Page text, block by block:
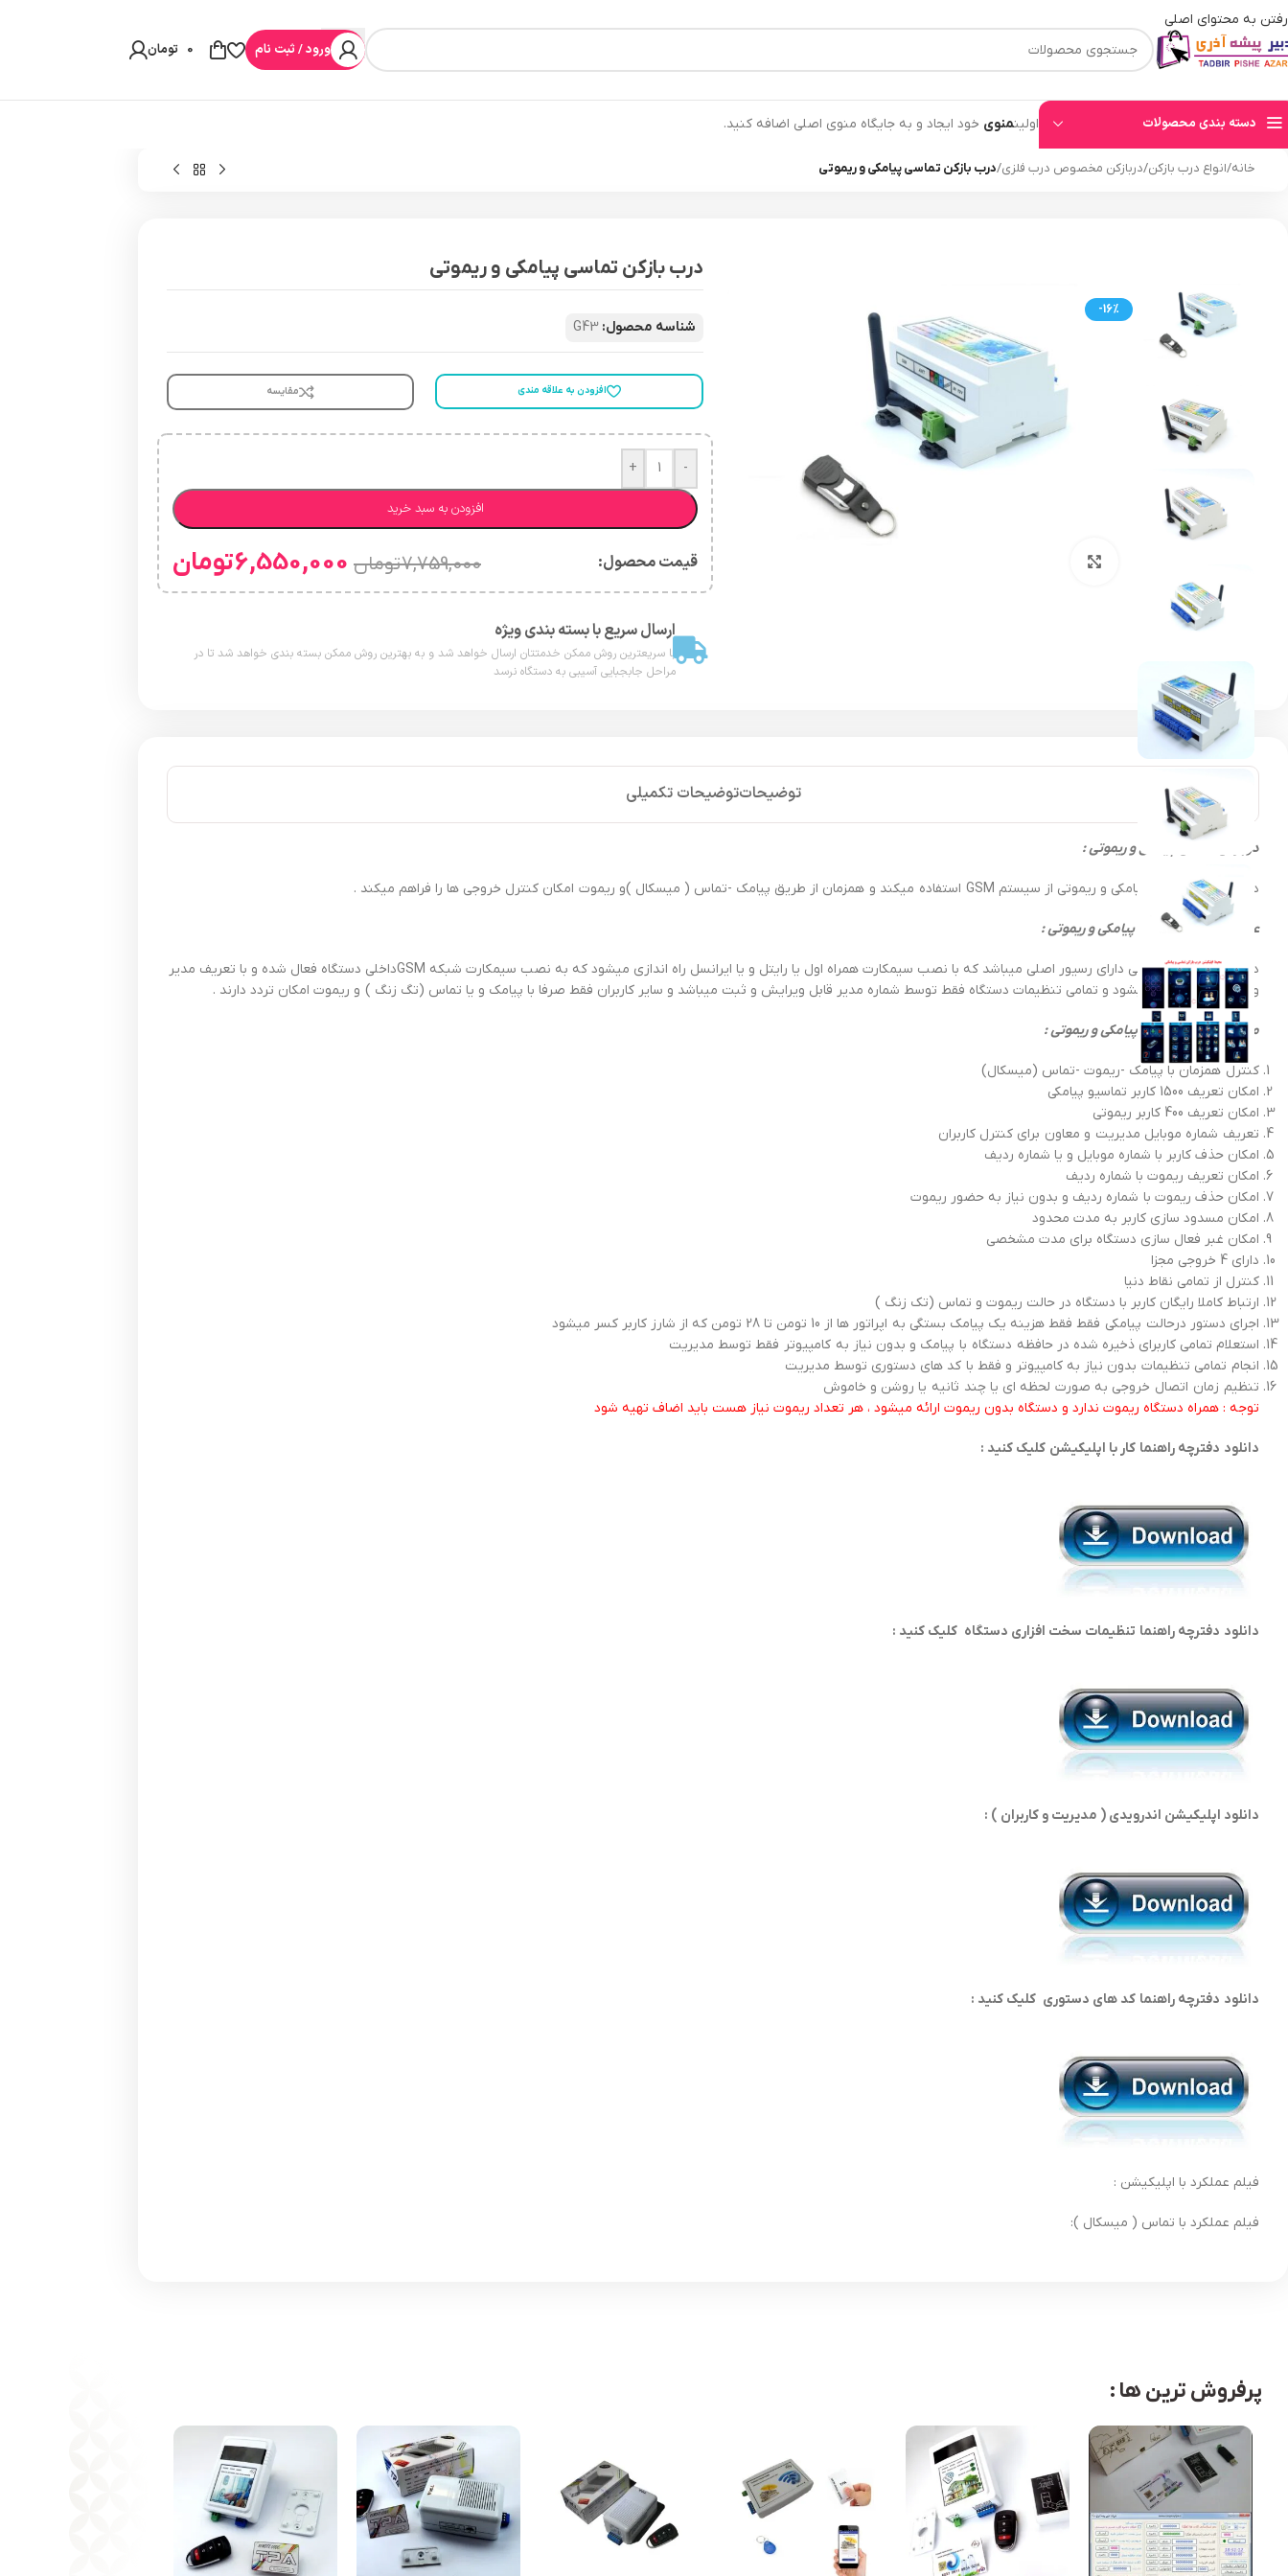
رفتن به محتوای اصلی
⚡قیمت های وب سایت بروز میباشند⚡ با توجه به حجم بالای سفارشهای ثبت شده به ترتیب ارسال خواهند شد ⚡تلفن تماس شرکت : 04132900562 ⚡
ورود / ثبت نام 0 تومان
دسته بندی محصولات اولینمنوی خود ایجاد و به جایگاه منوی اصلی اضافه کنید.
خانه/انواع درب بازکن/دربازکن مخصوص درب فلزی/درب بازکن تماسی پیامکی و ریموتی
-16%
درب بازکن تماسی پیامکی و ریموتی
شناسه محصول: G43
افزودن به علاقه مندی مقایسه
-
+
افزودن به سبد خرید
قیمت محصول:​ 7,759,000تومان 6,550,000تومان
ارسال سریع با بسته بندی ویژه
با سریعترین روش ممکن خدمتتان ارسال خواهد شد و به بهترین روش ممکن بسته بندی خواهد شد تا در
مراحل جابجبایی آسیبی به دستگاه نرسد
توضیحاتتوضیحات تکمیلی
دربازکن تماسی پیامکی و ریموتی :
درب بازکن تماسی و پیامکی و ریموتی از سیستم GSM استفاده میکند و همزمان از طریق پیامک -تماس ( میسکال )و ریموت امکان کنترل خروجی ها را فراهم میکند .
عملکرد دربازکن تماسی پیامکی و ریموتی :
دربازکن پیامکی و تماسی دارای رسیور اصلی میباشد که با نصب سیمکارت همراه اول یا رایتل و یا ایرانسل راه اندازی میشود که به نصب سیمکارت شبکه GSMداخلی دستگاه فعال شده و با تعریف مدیر
و کاربران راه اندازی میشود و تمامی تنظیمات دستگاه فقط توسط شماره مدیر قابل ویرایش و ثبت میباشد و سایر کاربران فقط صرفا با پیامک و یا تماس (تگ زنگ ) و ریموت امکان تردد دارند .
مزایای دربازکن تماسی پیامکی و ریموتی :
کنترل همزمان با پیامک -ریموت -تماس (میسکال)
امکان تعریف 1500 کاربر تماسیو پیامکی
امکان تعریف 400 کاربر ریموتی
تعریف شماره موبایل مدیریت و معاون برای کنترل کاربران
امکان حذف کاربر با شماره موبایل و یا شماره ردیف
امکان تعریف ریموت با شماره ردیف
امکان حذف ریموت با شماره ردیف و بدون نیاز به حضور ریموت
امکان مسدود سازی کاربر به مدت محدود
امکان غبر فعال سازی دستگاه برای مدت مشخصی
دارای 4 خروجی مجزا
کنترل از تمامی نقاط دنیا
ارتباط کاملا رایگان کاربر با دستگاه در حالت ریموت و تماس (تک زنگ )
اجرای دستور درحالت پیامکی فقط فقط هزینه یک پیامک بستگی به اپراتور ها از 10 تومن تا 28 تومن که از شارز کاربر کسر میشود
استعلام تمامی کاربرای ذخیره شده در حافظه دستگاه با پیامک و بدون نیاز به کامپیوتر فقط توسط مدیریت
انجام تمامی تنظیمات بدون نیاز به کامپیوتر و فقط با کد های دستوری توسط مدیریت
تنظیم زمان اتصال خروجی به صورت لحظه ای یا چند ثانیه یا روشن و خاموش
توجه : همراه دستگاه ریموت ندارد و دستگاه بدون ریموت ارائه میشود ، هر تعداد ریموت نیاز هست باید اضاف تهیه شود
دانلود دفترچه راهنما کار با اپلیکیشن کلیک کنید :
دانلود دفترچه راهنما تنظیمات سخت افزاری دستگاه کلیک کنید :
دانلود اپلیکیشن اندرویدی ( مدیریت و کاربران ) :
دانلود دفترچه راهنما کد های دستوری کلیک کنید :
فیلم عملکرد با اپلیکیشن :
فیلم عملکرد با تماس ( میسکال ):
پرفروش ترین ها :